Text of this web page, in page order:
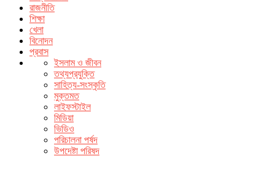
রাজনীতি
শিক্ষা
খেলা
বিনোদন
প্রবাস
ইসলাম ও জীবন
তথ্যপ্রযুক্তি
সাহিত্য-সংস্কৃতি
মুক্তমত
লাইফস্টাইল
মিডিয়া
ভিডিও
পরিচালনা পর্ষদ
উপদেষ্টা পরিষদ